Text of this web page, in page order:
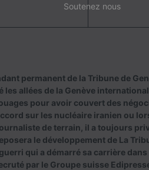
permanent de la Tribune de
les allées de la Genève
pour avoir couvert des
sur les nucléaire iranien ou
de terrain, il a toujours
le développement de La
qui a démarré sa carrière
par le Groupe suisse
Soutenez nous